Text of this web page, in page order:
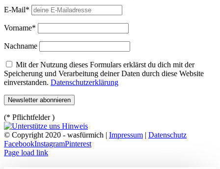
E-Mail*
Vorname*
Nachname
Mit der Nutzung dieses Formulars erklärst du dich mit der
Speicherung und Verarbeitung deiner Daten durch diese Website
einverstanden. Datenschutzerklärung
(* Pflichtfelder )
© Copyright 2020 - wasfürmich | Impressum | Datenschutz
FacebookInstagramPinterest
Page load link